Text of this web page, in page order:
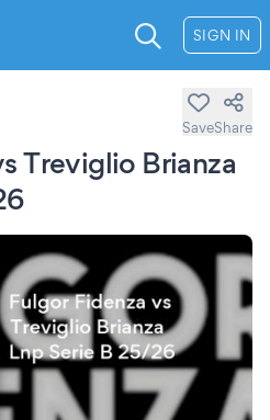
SIGN IN
Treviglio Brianza
SaveShare